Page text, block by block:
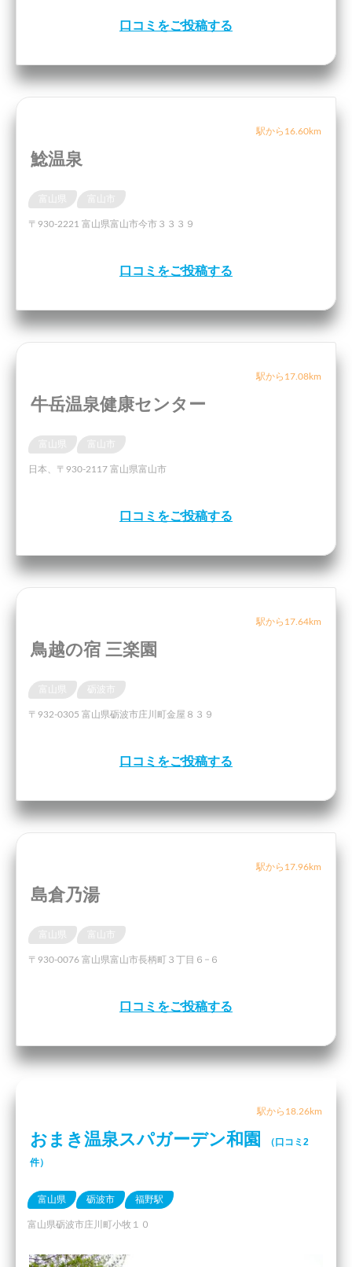
口コミをご投稿する
駅から16.60km
鯰温泉
〒930-2221 富山県富山市今市３３３９
口コミをご投稿する
駅から17.08km
牛岳温泉健康センター
日本、〒930-2117 富山県富山市
口コミをご投稿する
駅から17.64km
鳥越の宿 三楽園
砺波市
〒932-0305 富山県砺波市庄川町金屋８３９
口コミをご投稿する
駅から17.96km
島倉乃湯
〒930-0076 富山県富山市長柄町３丁目６−６
口コミをご投稿する
駅から18.26km
おまき温泉スパガーデン和園
（口コミ2
件）
富山県 砺波市 福野駅
富山県砺波市庄川町小牧１０